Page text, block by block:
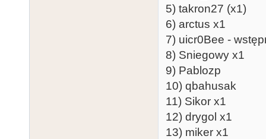
5) takron27 (x1)
6) arctus x1
7) uicr0Bee -
8) Sniegowy x1
9) Pablozp
10) qbahusak
11) Sikor x1
12) drygol x1
13) miker x1